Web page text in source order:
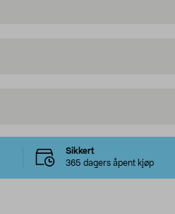
Sikkert
365 dagers åpent kjøp